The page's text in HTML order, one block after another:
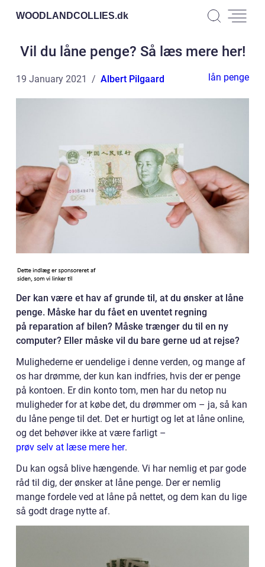
WOODLANDCOLLIES.dk
Vil du låne penge? Så læs mere her!
19 January 2021 Albert Pilgaard lån penge
Der kan være et hav af grunde til, at du ønsker at låne
penge. Måske har du fået en uventet regning
på reparation af bilen? Måske trænger du til en ny
computer? Eller måske vil du bare gerne ud at rejse?
Mulighederne er uendelige i denne verden, og mange af
os har drømme, der kun kan indfries, hvis der er penge
på kontoen. Er din konto tom, men har du netop nu
muligheder for at købe det, du drømmer om – ja, så kan
du låne penge til det. Det er hurtigt og let at låne online,
og det behøver ikke at være farligt –
prøv selv at læse mere her.
Du kan også blive hængende. Vi har nemlig et par gode
råd til dig, der ønsker at låne penge. Der er nemlig
mange fordele ved at låne på nettet, og dem kan du lige
så godt drage nytte af.